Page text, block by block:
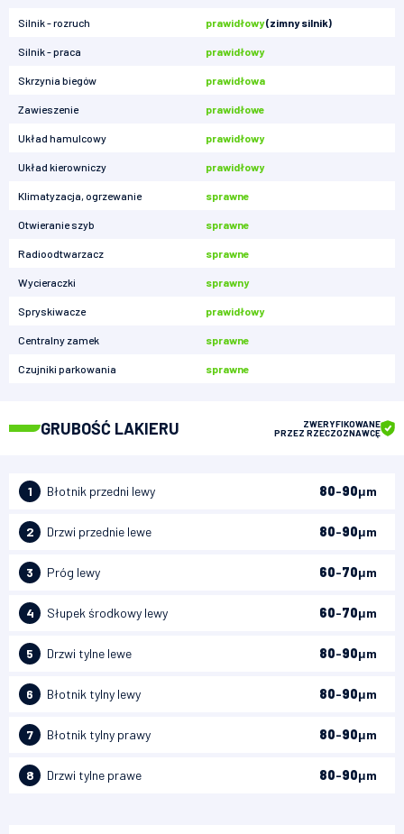
Silnik - rozruch prawidłowy(zimny silnik)
Silnik - praca prawidłowy
Skrzynia biegów prawidłowa
Zawieszenie prawidłowe
Układ hamulcowy prawidłowy
Układ kierowniczy prawidłowy
Klimatyzacja, ogrzewanie sprawne
Otwieranie szyb sprawne
Radioodtwarzacz sprawne
Wycieraczki sprawny
Spryskiwacze prawidłowy
Centralny zamek sprawne
Czujniki parkowania sprawne
GRUBOŚĆ LAKIERU
ZWERYFIKOWANE
PRZEZ RZECZOZNAWCĘ
1 Błotnik przedni lewy 80-90μm
2 Drzwi przednie lewe 80-90μm
3 Próg lewy 60-70μm
4 Słupek środkowy lewy 60-70μm
5 Drzwi tylne lewe 80-90μm
6 Błotnik tylny lewy 80-90μm
7 Błotnik tylny prawy 80-90μm
8 Drzwi tylne prawe 80-90μm